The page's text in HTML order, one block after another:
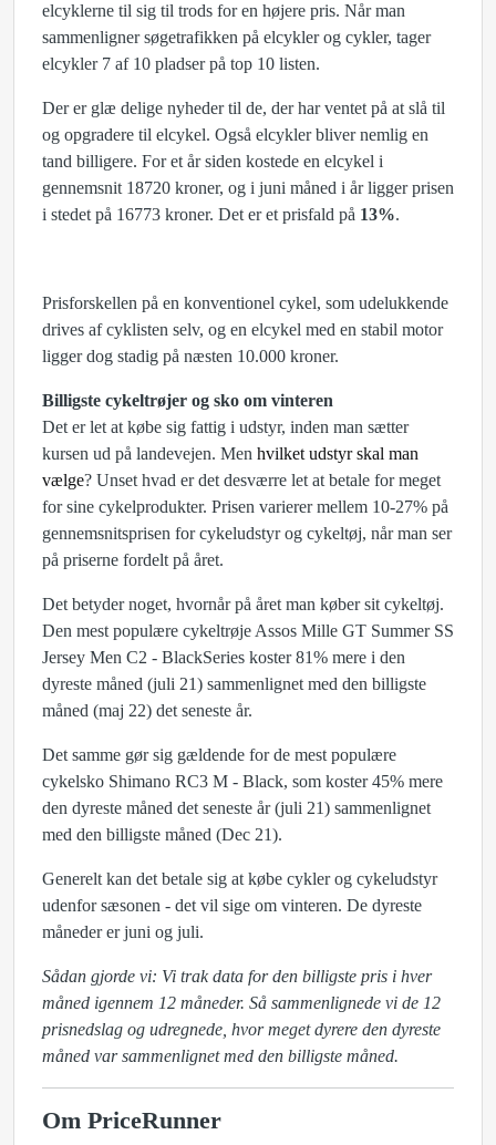
elcyklerne til sig til trods for en højere pris. Når man
sammenligner søgetrafikken på elcykler og cykler, tager
elcykler 7 af 10 pladser på top 10 listen.
Der er glæ delige nyheder til de, der har ventet på at slå til
og opgradere til elcykel. Også elcykler bliver nemlig en
tand billigere. For et år siden kostede en elcykel i
gennemsnit 18720 kroner, og i juni måned i år ligger prisen
i stedet på 16773 kroner. Det er et prisfald på 13%.
Prisforskellen på en konventionel cykel, som udelukkende
drives af cyklisten selv, og en elcykel med en stabil motor
ligger dog stadig på næsten 10.000 kroner.
Billigste cykeltrøjer og sko om vinteren
Det er let at købe sig fattig i udstyr, inden man sætter
kursen ud på landevejen. Men hvilket udstyr skal man
vælge? Unset hvad er det desværre let at betale for meget
for sine cykelprodukter. Prisen varierer mellem 10-27% på
gennemsnitsprisen for cykeludstyr og cykeltøj, når man ser
på priserne fordelt på året.
Det betyder noget, hvornår på året man køber sit cykeltøj.
Den mest populære cykeltrøje Assos Mille GT Summer SS
Jersey Men C2 - BlackSeries koster 81% mere i den
dyreste måned (juli 21) sammenlignet med den billigste
måned (maj 22) det seneste år.
Det samme gør sig gældende for de mest populære
cykelsko Shimano RC3 M - Black, som koster 45% mere
den dyreste måned det seneste år (juli 21) sammenlignet
med den billigste måned (Dec 21).
Generelt kan det betale sig at købe cykler og cykeludstyr
udenfor sæsonen - det vil sige om vinteren. De dyreste
måneder er juni og juli.
Sådan gjorde vi: Vi trak data for den billigste pris i hver
måned igennem 12 måneder. Så sammenlignede vi de 12
prisnedslag og udregnede, hvor meget dyrere den dyreste
måned var sammenlignet med den billigste måned.
Om PriceRunner